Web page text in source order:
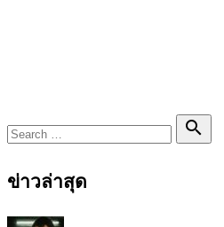
Search

Search
ข่าวล่าสุด